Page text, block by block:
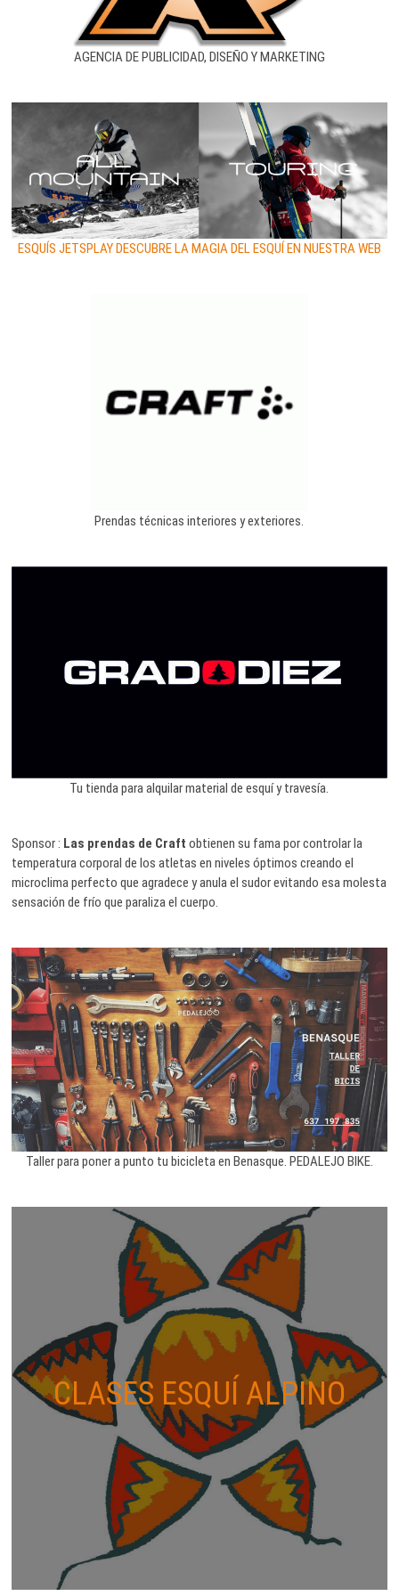
AGENCIA DE PUBLICIDAD, DISEÑO Y MARKETING
ESQUÍS JETSPLAY DESCUBRE LA MAGIA DEL ESQUÍ EN NUESTRA WEB
Prendas técnicas interiores y exteriores.
Tu tienda para alquilar material de esquí y travesía.
Sponsor : Las prendas de Craft obtienen su fama por controlar la
temperatura corporal de los atletas en niveles óptimos creando el
microclima perfecto que agradece y anula el sudor evitando esa molesta
sensación de frío que paraliza el cuerpo.
Taller para poner a punto tu bicicleta en Benasque. PEDALEJO BIKE.
CLASES ESQUÍ ALPINO